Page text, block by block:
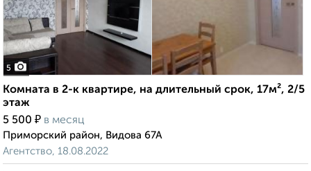
5
Комната в 2-к квартире, на длительный срок, 17м², 2/5
этаж
5 500 ₽ в месяц
Приморский район, Видова 67А
Агентство, 18.08.2022